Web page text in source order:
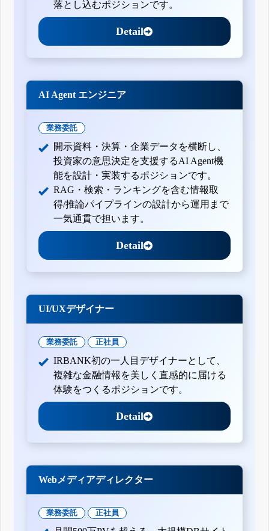
落とし込むポジションです。
Detail
AI Agent エンジニア
業務委託
開示資料・決算・企業データを横断し、
投資家の意思決定を支援するAI Agent機
能を設計・実装するポジションです。
RAG・検索・ランキングを含む情報取
得/推論パイプラインの設計から運用まで
一気通貫で担います。
Detail
UI/UXデザイナー
業務委託 正社員
IRBANK初の一人目デザイナーとして、
複雑な金融情報を美しく直感的に届ける
体験をつくるポジションです。
Detail
Webメディアディレクター
業務委託 正社員